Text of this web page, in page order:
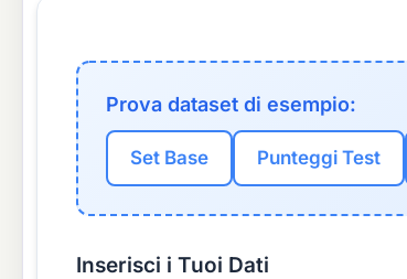
Prova dataset di esempio:
Set Base Punteggi Test
Inserisci i Tuoi Dati